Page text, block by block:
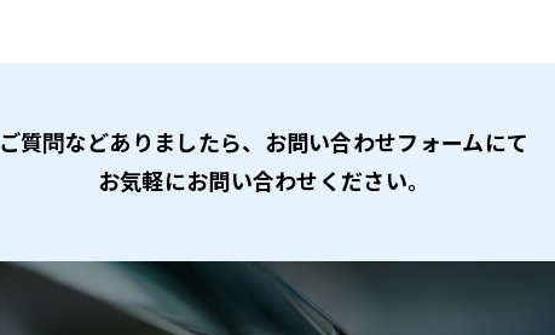
ご質問などありましたら、 お問い合わせフォームにて
お気軽にお問い合わせください。